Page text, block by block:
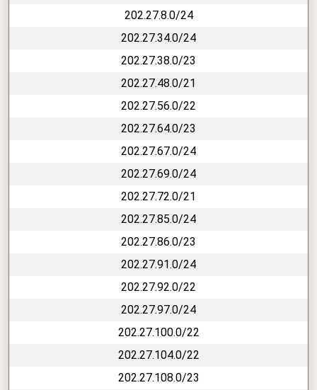
202.27.8.0/24
202.27.34.0/24
202.27.38.0/23
202.27.48.0/21
202.27.56.0/22
202.27.64.0/23
202.27.67.0/24
202.27.69.0/24
202.27.72.0/21
202.27.85.0/24
202.27.86.0/23
202.27.91.0/24
202.27.92.0/22
202.27.97.0/24
202.27.100.0/22
202.27.104.0/22
202.27.108.0/23